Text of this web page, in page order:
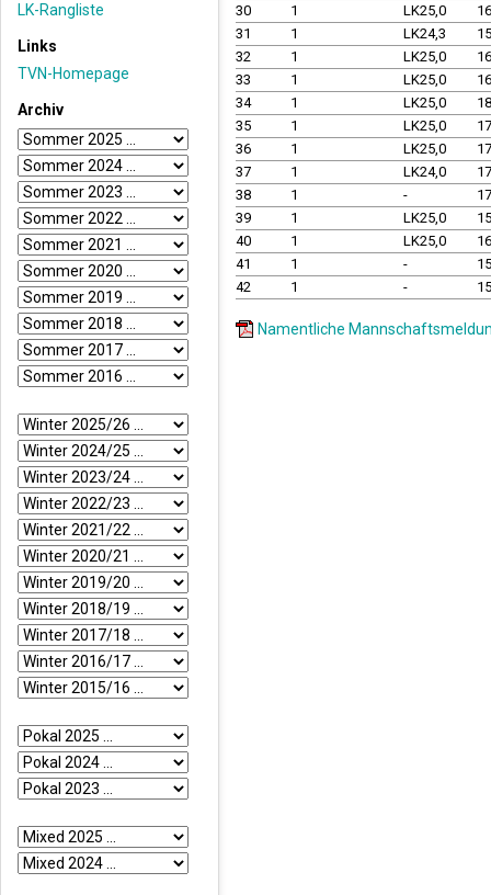
LK-Rangliste
Links
TVN-Homepage
Archiv
30
1 LK25,0
31
1 LK24,3
32
1 LK25,0
33
1 LK25,0
34
1 LK25,0
35
1 LK25,0
36
1 LK25,0
37
1 LK24,0
38
1 -
39
1 LK25,0
40
1 LK25,0
41
1 -
42
1 -
Namentliche